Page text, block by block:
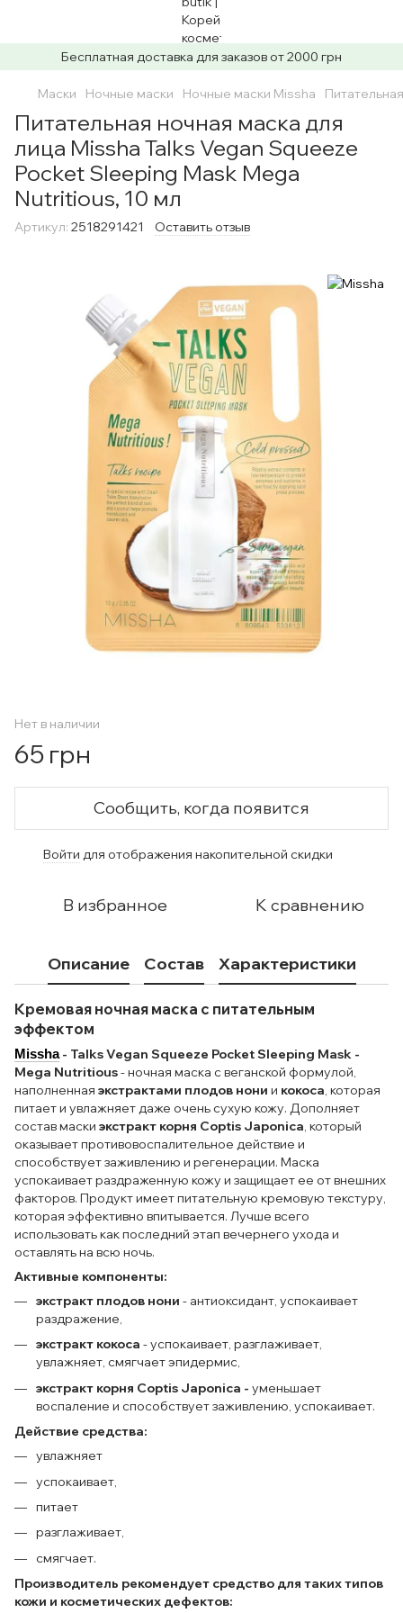
Бесплатная доставка для заказов от 2000 грн
Маски Ночные маски Ночные маски Missha
Питательная ночная маска для
лица Missha Talks Vegan Squeeze
Pocket Sleeping Mask Mega
Nutritious, 10 мл
Артикул: 2518291421 Оставить отзыв
Нет в наличии
65 грн
Сообщить, когда появится
Войти для отображения накопительной скидки
В избранное К сравнению
Описание Состав Характеристики
Кремовая ночная маска с питательным
эффектом
Missha- Talks Vegan Squeeze Pocket Sleeping Mask -
Mega Nutritious- ночная маска с веганской формулой,
наполненная экстрактами плодов нони и кокоса, которая
питает и увлажняет даже очень сухую кожу. Дополняет
состав маски экстракт корня Coptis Japonica, который
оказывает противовоспалительное действие и
способствует заживлению и регенерации. Маска
успокаивает раздраженную кожу и защищает ее от внешних
факторов. Продукт имеет питательную кремовую текстуру,
которая эффективно впитывается. Лучше всего
использовать как последний этап вечернего ухода и
оставлять на всю ночь.
Активные компоненты:
экстракт плодов нони - антиоксидант, успокаивает
раздражение,
экстракт кокоса - успокаивает, разглаживает,
увлажняет, смягчает эпидермис,
экстракт корня Coptis Japonica - уменьшает
воспаление и способствует заживлению, успокаивает.
Действие средства:
увлажняет
успокаивает,
питает
разглаживает,
смягчает.
Производитель рекомендует средство для таких типов
кожи и косметических дефектов: